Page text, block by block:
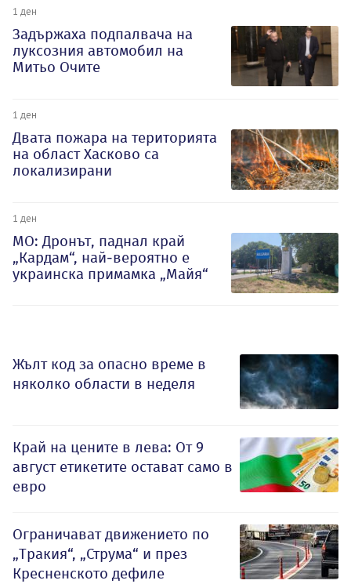
1 ден
Задържаха подпалвача на
луксозния автомобил на
Митьо Очите
1 ден
Двата пожара на територията
на област Хасково са
локализирани
1 ден
МО: Дронът, паднал край
„Кардам“, най-вероятно е
украинска примамка „Майя“
Жълт код за опасно време в
няколко области в неделя
Край на цените в лева: От 9
август етикетите остават само в
евро
Ограничават движението по
„Тракия“, „Струма“ и през
Кресненското дефиле